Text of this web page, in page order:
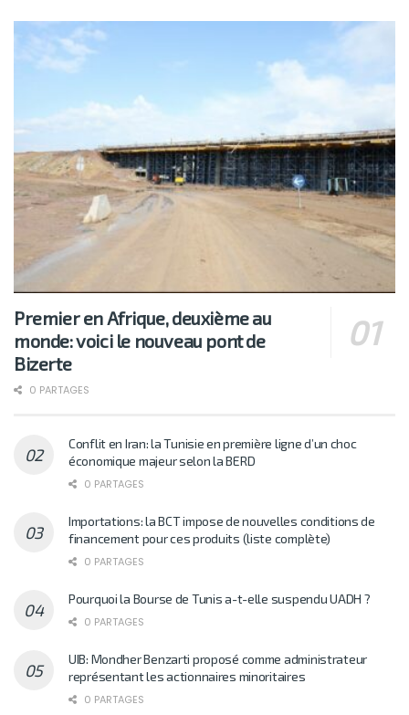
Premier en Afrique, deuxième au
monde: voici le nouveau pont de
Bizerte
0 PARTAGES
Conflit en Iran: la Tunisie en première ligne d’un choc
économique majeur selon la BERD
0 PARTAGES
Importations: la BCT impose de nouvelles conditions de
financement pour ces produits (liste complète)
0 PARTAGES
Pourquoi la Bourse de Tunis a-t-elle suspendu UADH ?
0 PARTAGES
UIB: Mondher Benzarti proposé comme administrateur
représentant les actionnaires minoritaires
0 PARTAGES